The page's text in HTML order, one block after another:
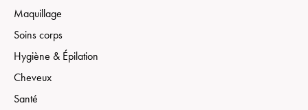
Maquillage
Soins corps
Hygiène & Épilation
Cheveux
Santé